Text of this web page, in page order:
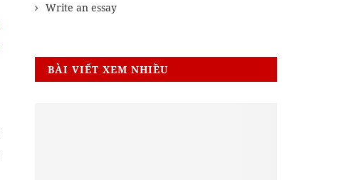
Write an essay
BÀI VIẾT XEM NHIỀU